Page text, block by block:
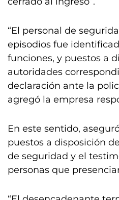
“El personal de
episodios fue
funciones, y puestos a
autoridades
declaración ante la
agregó la empresa
En este sentido,
puestos a disposición
de seguridad y el
personas que